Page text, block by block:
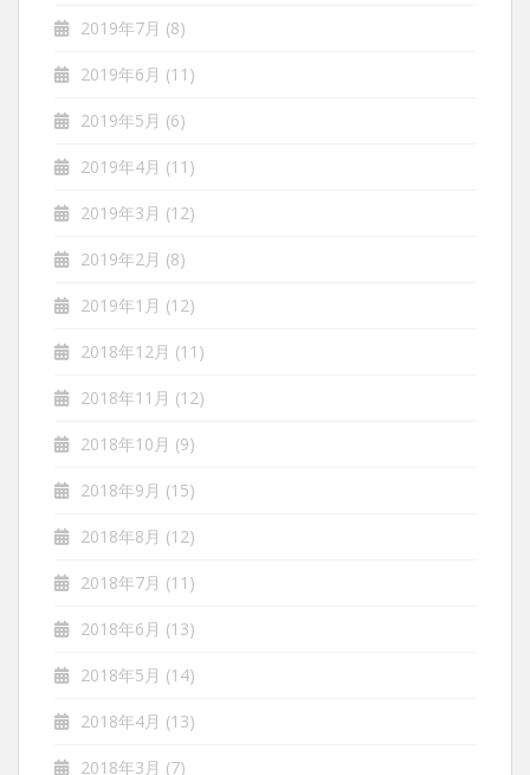
2019年7月 (8)
2019年6月 (11)
2019年5月 (6)
2019年4月 (11)
2019年3月 (12)
2019年2月 (8)
2019年1月 (12)
2018年12月 (11)
2018年11月 (12)
2018年10月 (9)
2018年9月 (15)
2018年8月 (12)
2018年7月 (11)
2018年6月 (13)
2018年5月 (14)
2018年4月 (13)
2018年3月 (7)